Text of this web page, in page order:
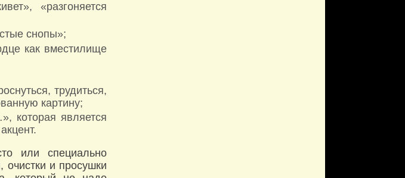
«разгоняется
снопы»;
как вместилище
трудиться,
картину;
которая является
или специально
и просушки